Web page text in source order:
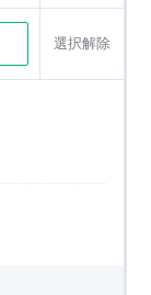
選択解除